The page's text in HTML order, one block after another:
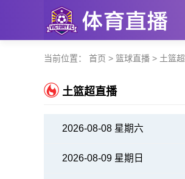
当前位置： 首页 > 篮球直播 > 土篮超
土篮超直播
2026-08-08 星期六
2026-08-09 星期日